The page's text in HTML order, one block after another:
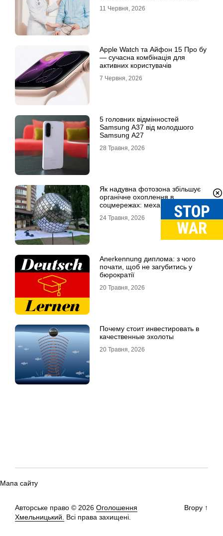
11 Червня, 2026
Apple Watch та Айфон 15 Про бу
— сучасна комбінація для
активних користувачів
7 Червня, 2026
5 головних відмінностей
Samsung A37 від молодшого
Samsung A27
28 Травня, 2026
Як надувна фотозона збільшує
органічне охоплення в
соцмережах: механіка вірусного
24 Травня, 2026
Anerkennung диплома: з чого
почати, щоб не загубитись у
бюрократії
20 Травня, 2026
Почему стоит инвестировать в
качественные эхолоты
20 Травня, 2026
Мапа сайту
Авторське право © 2026 Оголошення
Хмельницький.
Всі права захищені.
Вгору ↑